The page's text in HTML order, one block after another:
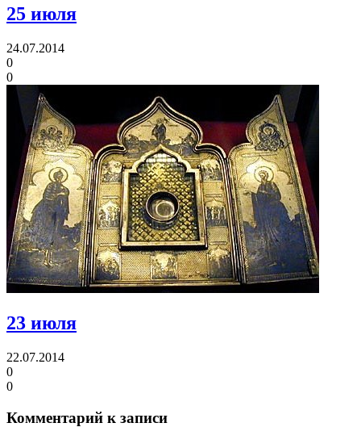
25 июля
24.07.2014
0
0
23 июля
22.07.2014
0
0
Комментарий к записи